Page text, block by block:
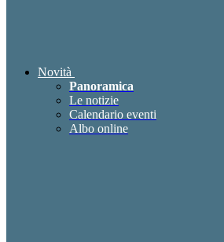
Novità
Panoramica
Le notizie
Calendario eventi
Albo online